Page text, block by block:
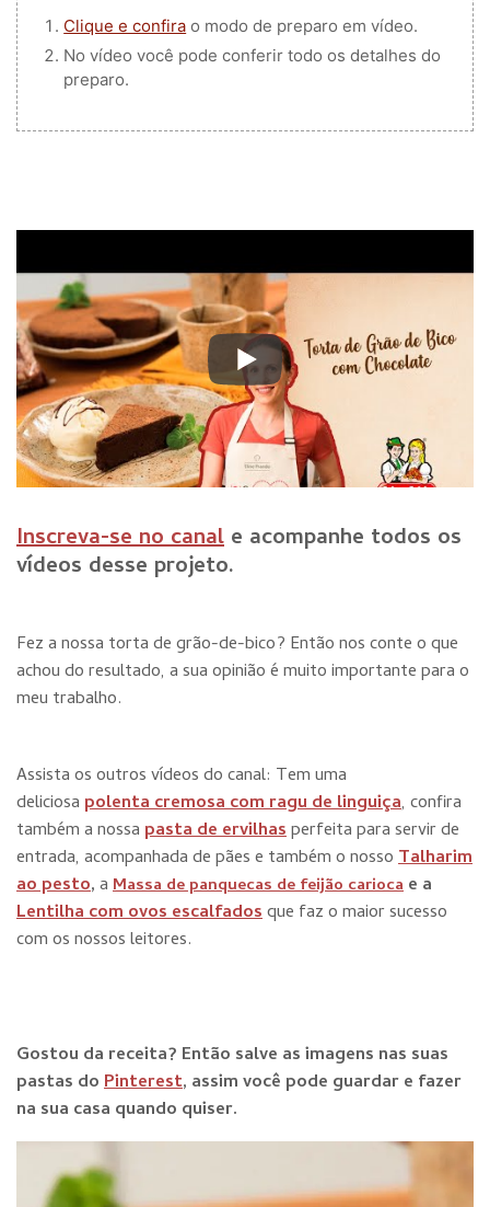
Clique e confira o modo de preparo em vídeo.
No vídeo você pode conferir todo os detalhes do
preparo.
Inscreva-se no canal e acompanhe todos os
vídeos desse projeto.
Fez a nossa torta de grão-de-bico? Então nos conte o que
achou do resultado, a sua opinião é muito importante para o
meu trabalho.
Assista os outros vídeos do canal: Tem uma
deliciosa polenta cremosa com ragu de linguiça, confira
também a nossa pasta de ervilhasperfeita para servir de
entrada, acompanhada de pães e também o nossoTalharim
ao pesto,a Massa de panquecas de feijão carioca e a
Lentilha com ovos escalfadosque faz o maior sucesso
com os nossos leitores.
Gostou da receita? Então salve as imagens nas suas
pastas doPinterest, assim você pode guardar e fazer
na sua casa quando quiser.